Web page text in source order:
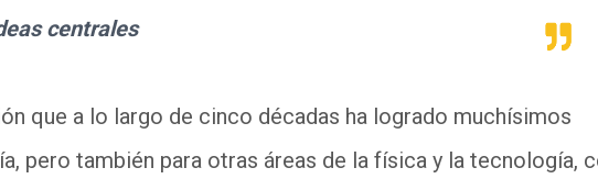
centrales
que a lo largo de cinco décadas ha logrado muchísimos
pero también para otras áreas de la física y la tecnología,